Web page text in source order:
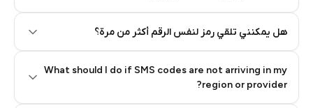
هل يمكنني تلقي رمز لنفس الرقم أكثر من مرة؟
What should I do if SMS codes are not arriving in my
region or provider?